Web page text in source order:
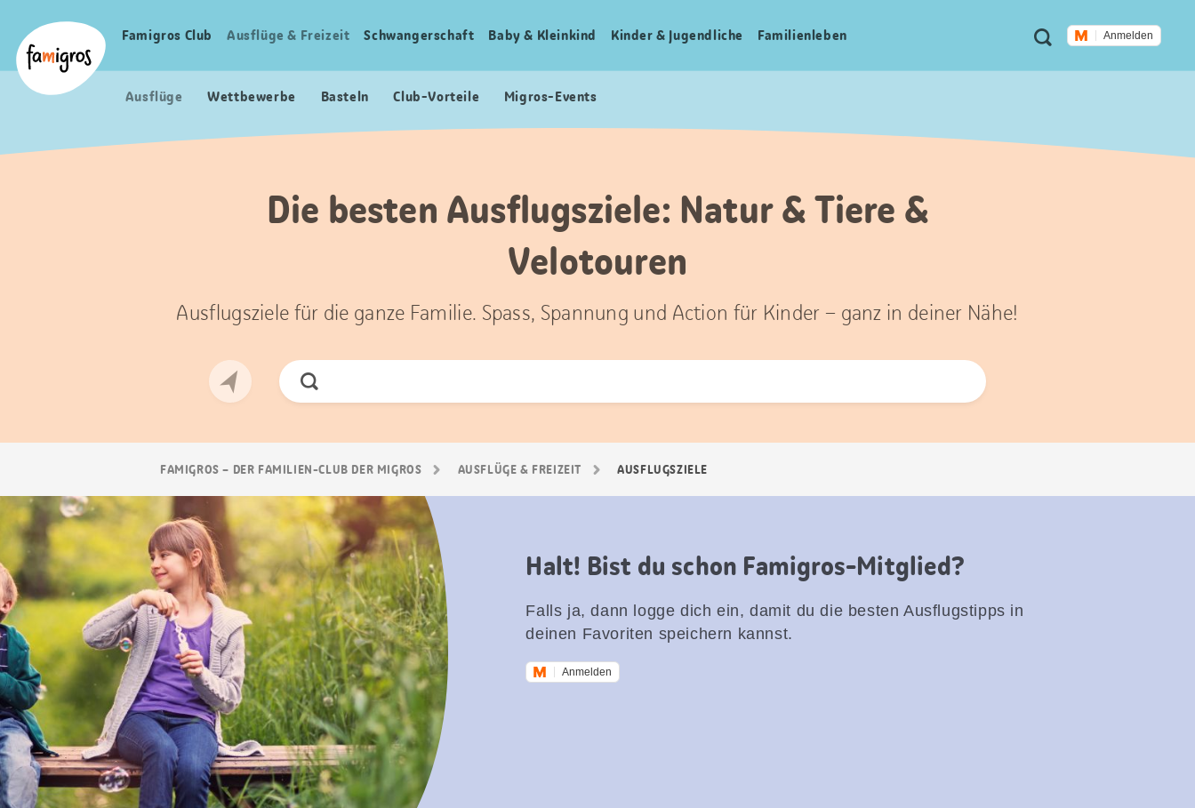
Navigation
Logo
Meta
Navigation
Suche Anmelden
Haupt
Famigros Club Ausflüge & Freizeit Schwangerschaft Baby & Kleinkind Kinder & Jugendliche Familien­leben
Ausflüge Wettbewerbe Basteln Club-Vorteile Migros-Events
Die besten Ausflugsziele: Natur & Tiere &
Velotouren
Ausflugsziele für die ganze Familie. Spass, Spannung und Action für Kinder – ganz in deiner Nähe!
Jetzt
FAMIGROS – DER FAMILIEN-CLUB DER MIGROS AUSFLÜGE & FREIZEIT AUSFLUGSZIELE
Halt! Bist du schon Famigros-Mitglied?
Falls ja, dann logge dich ein, damit du die besten Ausflugstipps in
deinen Favoriten speichern kannst.
Anmelden